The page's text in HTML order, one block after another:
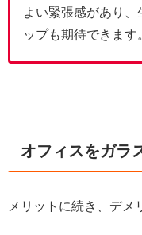
よい緊張感があり
ップも期待できます
オフィスをガラ
メリットに続き、デメ